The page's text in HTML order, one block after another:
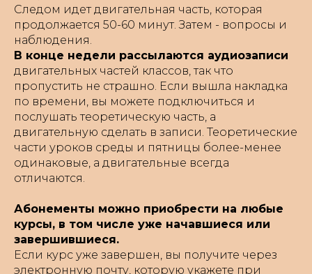
Следом идет двигательная часть, которая
продолжается 50-60 минут. Затем - вопросы и
наблюдения.
В конце недели рассылаются аудиозаписи
двигательных частей классов, так что
пропустить не страшно. Если вышла накладка
по времени, вы можете подключиться и
послушать теоретическую часть, а
двигательную сделать в записи. Теоретические
части уроков среды и пятницы более-менее
одинаковые, а двигательные всегда
отличаются.
Абонементы можно приобрести на любые
курсы, в том числе уже начавшиеся или
завершившиеся.
Если курс уже завершен, вы получите через
электронную почту, которую укажете при